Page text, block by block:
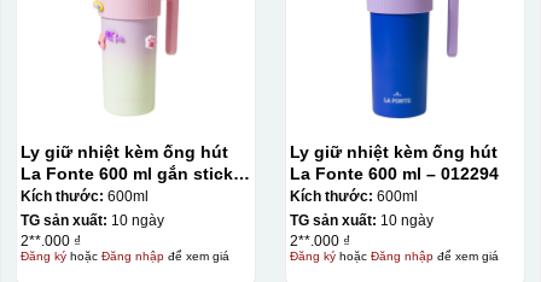
Ly giữ nhiệt kèm ống hút
La Fonte 600 ml gắn sticker
– 012294
Kích thước: 600ml
TG sản xuất: 10 ngày
2**.000 ₫
Đăng kýhoặc Đăng nhậpđể xem giá
Ly giữ nhiệt kèm ống hút
La Fonte 600 ml – 012294
Kích thước: 600ml
TG sản xuất: 10 ngày
2**.000 ₫
Đăng kýhoặc Đăng nhậpđể xem giá